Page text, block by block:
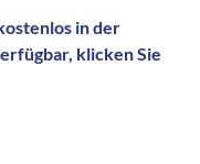
in der
klicken Sie